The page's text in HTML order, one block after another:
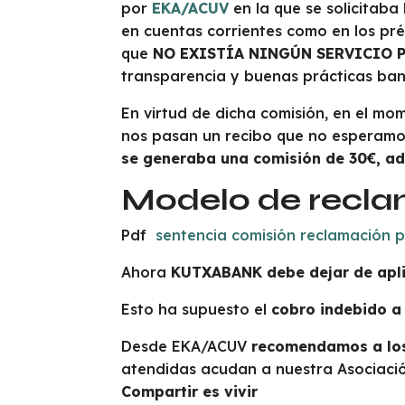
por EKA/ACUV en la que se
en cuentas corrientes como en los
que NO EXISTÍA NINGÚN SERVICIO
transparencia y buenas prácticas
En virtud de dicha comisión, en el
nos pasan un recibo que no
se generaba una comisión de 30€,
Modelo de
Pdf sentencia comisión reclamación
Ahora KUTXABANK debe dejar de
Esto ha supuesto el cobro indebido
Desde EKA/ACUV recomendamos a
atendidas acudan a nuestra
Compartir es vivir